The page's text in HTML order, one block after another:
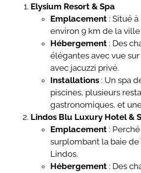
Elysium Resort & Spa
Emplacement : Situé
environ 9 km de la
Hébergement : Des
élégantes avec vue
avec jacuzzi privé.
Installations : Un spa
piscines, plusieurs
gastronomiques, et
Lindos Blu Luxury Hotel &
Emplacement :
surplombant la baie
Lindos.
Hébergement : Des